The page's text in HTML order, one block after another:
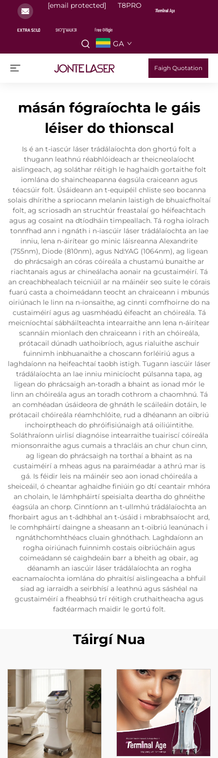
[email protected] T8PRO
GA
Faigh Quotation
másán fógraíochta le gáis
léiser do thionscal
Is é an t-iascúr láser trádálaíochta don ghortú folt a
thugann leathnú réabhlóideach ar theicneolaíocht
aislingeach, ag soláthar réitigh le haghaidh gortaithe folt
iomlána do shaincheapanna éagsúla craiceann agus
téacsúir folt. Úsáideann an t-equipéil chliste seo bocanna
solais dhírithe a spriocann melanin laistigh de bhuaicfholtaí
folt, ag scriosadh an struchtúr freastalaí go héifeachtach
agus ag cosaint na dtíodháin timpeallach. Tá rogha iolrach
tonnfhad ann i ngnáth i n-iascúir láser trádálaíochta an lae
inniu, lena n-áirítear go minic láisreanna Alexandrite
(755nm), Diode (810nm), agus Nd:YAG (1064nm), ag ligean
do phrácsaigh an córas cóireála a chustamú bunaithe ar
riachtanais agus ar chineálacha aonair na gcustaiméirí. Tá
an creachbhealach teicniúil ar na máinéir seo suite le córais
fuarú casta a choimeádann teocht an chraiceann i mbunús
oiriúnach le linn na n-ionsaithe, ag cinnti comfhoirne do na
custaiméirí agus ag uasmhéadú éifeacht an chóireála. Tá
meicníochtaí sábháilteachta intearraithe ann lena n-áirítear
scannáin mionlach den chraiceann i rith an chóireála,
prótacail dúnadh uathoibríoch, agus rialuithe aschuir
fuinnimh inbhuanaithe a choscann forléiriú agus a
laghdaíonn na heifeachtaí taobh istigh. Tugann iascúir láser
trádálaíochta an lae inniu minicíocht púlsanna tapa, ag
ligean do phrácsaigh an-toradh a bhaint as ionad mór le
linn an chóireála agus an toradh cothrom a chaomhnú. Tá
an comhéadan úsáideora de ghnáth le scáileáin dotáin, le
prótacail chóireála réamhchlóite, rud a dhéanann an oibriú
inchoirptheach do phróifisiúnaigh atá oiliúintithe.
Soláthraíonn uirlisí diagnóise intearraithe tuairiscí cóireála
mionsonraithe agus cumais a thracláis an chur chun cinn,
ag ligean do phrácsaigh na torthaí a bhaint as na
custaiméirí a mheas agus na paraiméadar a athrú mar is
gá. Is féidir leis na máinéir seo aon ionad chóireála a
sheiceáil, ó cheantar aghaidhe finiúin go dtí ceantair mhóra
an cholain, le lámhpháirtí speisialta deartha do ghnéithe
éagsúla an chorp. Cinntíonn an t-ullmhú trádálaíochta an
fhorbairt agus an t-ádhbhal an t-úsáid i mbrabhsaíocht ard,
le comhpháirtí daingne a sheasann an t-oibriú leanúnach i
ngnáthchomhthéacs cluain ghnóthach. Laghdaíonn an
rogha oiriúnach fuinnimh costais oibriúcháin agus
coimeádann sé caighdeáin barr a bheith ag obair, ag
déanamh an iascúir láser trádálaíochta an rogha
eacnamaíochta iomlána do phraitísí aislingeacha a bhfuil
siad ag iarraidh a seirbhísí a leathnú agus sáshéal na
gcustaiméirí a fheabhsú trí réitigh cruthaitheacha agus
fadtéarmach maidir le gortú folt.
Táirgí Nua